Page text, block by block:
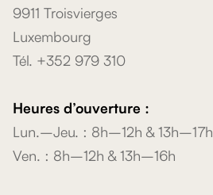
9911 Troisvierges
Luxembourg
Tél. +352 979 310
Heures d’ouverture :
Lun.–Jeu. : 8h–12h & 13h–17h
Ven. : 8h–12h & 13h–16h